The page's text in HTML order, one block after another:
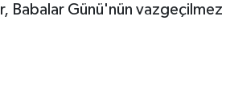
Babalar Günü'nün vazgeçilmez